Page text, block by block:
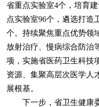
省重点实验室4个，培育
点实验室96个，遴选打造
个。持续聚焦重点优势领
放射治疗、慢病综合防治
项，实施省医药卫生科技
资源、集聚高层次医学人
展根基。
下一步，省卫生健康委